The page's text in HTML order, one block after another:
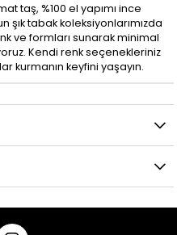
taş, %100 el yapımı ince
şık tabak koleksiyonlarımızda
ve formları sunarak minimal
Kendi renk seçenekleriniz
kurmanın keyfini yaşayın.